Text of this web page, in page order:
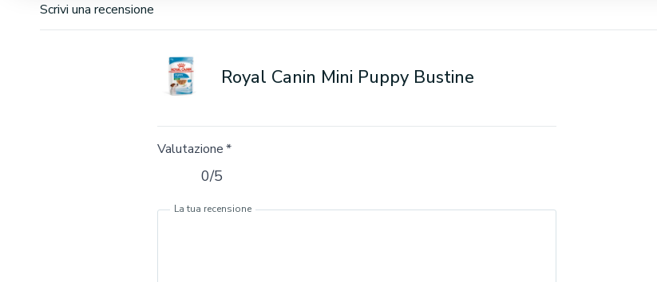
Scrivi una recensione
Royal Canin Mini Puppy Bustine
Valutazione *
0/5
La tua recensione